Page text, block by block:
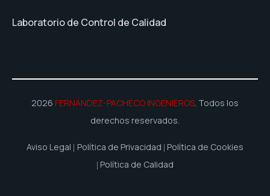
Laboratorio de Control de Calidad
2026 FERNÁNDEZ-PACHECO INGENIEROS. Todos los
derechos reservados.
Aviso Legal Política de Privacidad Política de Cookies
Política de Calidad